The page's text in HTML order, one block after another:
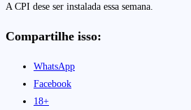
A CPI dese ser instalada essa semana.
Compartilhe isso:
WhatsApp
Facebook
18+